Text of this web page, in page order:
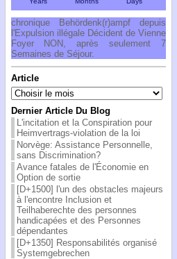
chronique Behördenk(r)ampf depuis
l'Expulsion illégale Décident de Vienne
Foyer NON, après seulement 7
Semaines de Séjour.
Article
Article
Dernier Article Du Blog
L'incitation et la Conspiration pour
Heimvertrags-violation de la loi
Norvège: Assistance Personnelle,
sans Discrimination?
Avance fatales de l'Économie en
Option de sortie
[D+1500] l'un des obstacles majeurs
à l'encontre Inclusion et
Teilhaberechte des personnes
handicapées et des Personnes
dépendantes
[D+1350] Responsabilités organisé
Systemgebrechen